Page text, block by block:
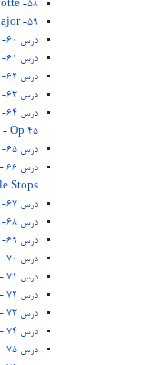
58- Gavotte از Jean Becker
59- Gavotte in D Major اثری از باخ
درس 60- Antonio Stradivari
درس 61- Bourée از باخ
درس 62- Simple gifts
درس 63- گام لا ماژور A major scale
Op 45
درس 65- Concierto de Aranjuez
Stops
درس 67- Ode to Joy
درس 68- Sad Romance
درس 69- Greensleeves
درس 70- Lullaby
درس 71 - دو پنجره
درس 72 - Serenade
درس 73 - Amazing Grace
درس 74 - Silent Night
درس 75 - Hungarian Dance No.5